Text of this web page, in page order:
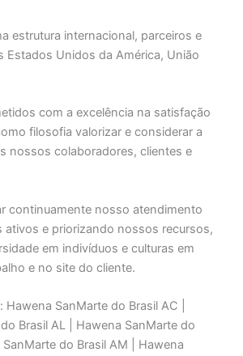
estrutura internacional, parceiros e
Estados Unidos da América, União
com a excelência na satisfação
filosofia valorizar e considerar a
nossos colaboradores, clientes e
continuamente nosso atendimento
e priorizando nossos recursos,
em indivíduos e culturas em
e no site do cliente.
SanMarte do Brasil AC |
Brasil AL | Hawena SanMarte do
do Brasil AM | Hawena